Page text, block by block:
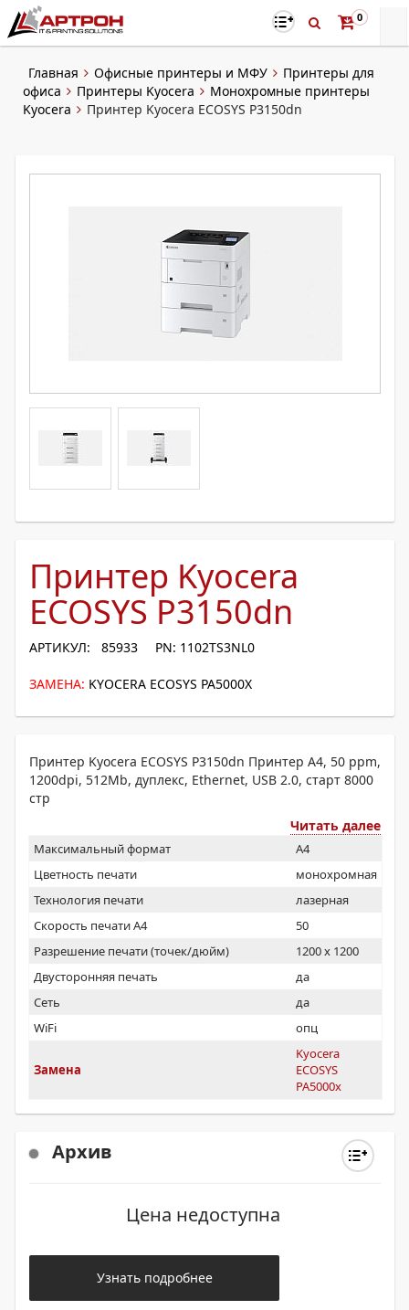
0
Главная Офисные принтеры и МФУ
Принтеры для
офиса
Принтеры Kyocera
Монохромные принтеры
Kyocera
Принтер Kyocera ECOSYS P3150dn
Принтер Kyocera
ECOSYS P3150dn
АРТИКУЛ: 85933 PN: 1102TS3NL0
ЗАМЕНА: KYOCERA ECOSYS PA5000X
Принтер Kyocera ECOSYS P3150dn Принтер A4, 50 ppm,
1200dpi, 512Mb, дуплекс, Ethernet, USB 2.0, старт 8000
стр
Читать далее
Максимальный формат
A4
Цветность печати
монохромная
Технология печати
лазерная
Скорость печати А4
50
Разрешение печати (точек/дюйм)
1200 x 1200
Двусторонняя печать
да
Сеть
да
WiFi
опц
Замена
Kyocera
ECOSYS
PA5000x
Архив
Цена недоступна
Узнать подробнее